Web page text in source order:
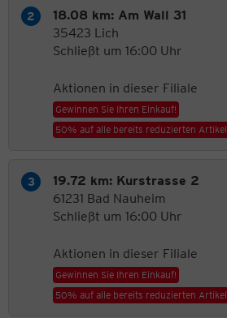
18.08 km: Am Wall 31
35423 Lich
Schließt um 16:00 Uhr
Aktionen in dieser Filiale
Gewinnen Sie Ihren Einkauf!
50% auf alle bereits reduzierten Artikel
19.72 km: Kurstrasse 2
61231 Bad Nauheim
Schließt um 16:00 Uhr
Aktionen in dieser Filiale
Gewinnen Sie Ihren Einkauf!
50% auf alle bereits reduzierten Artikel